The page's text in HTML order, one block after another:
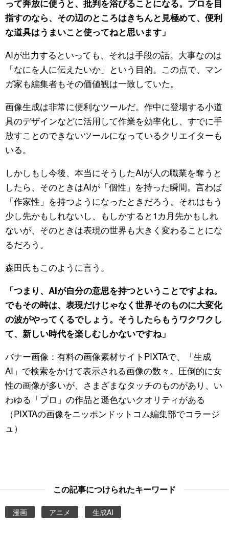
って奔放に使うと、批判を浴びることになる。プロを目
指すのなら、その辺のところはきちんと見極めて、便利
な道具はうまいこと使ってねと思います」
AIが出力するといっても、それは手段の話。大事なのは
「なにを人に伝えたいか」という目的。この点で、マン
ガ家も編集者もその価値観は一致していた。
画像生成は非常に便利なツールだ。作中に登場する小道
具のデザインなどに活用して作業を効率化し、すでに手
放すことのできないツールになっているクリエイターも
いる。
しかしもし今後、本当にそうしたAIが人の職業を奪うと
したら、そのときはAIが「個性」を持った瞬間。言わば
「作家性」を持つようになったときだろう。それはもう
少し先かもしれないし、もしかすると1カ月先かもしれ
ないが、そのときは表現の世界も大きく変わることにな
るだろう。
森田氏もこのように言う。
「つまり、AIが自分の意思を持つということですよね。
でもその時は、表現だけじゃなく世界そのものに大変化
の波がやってくるでしょう。そうしたらもうワクワクし
て、新しい時代を楽しむしかないですね」
バナー画像：有料の画像素材サイトPIXTAで、「生成
AI」で検索をかけて表示される画像の数々。圧倒的に女
性の画像が多いが、さまざまなタッチのものがあり、い
わゆる「プロ」の作品と遜色ないクオリティがある
（PIXTAの画像をニッポンドットコム編集部でコラージ
ュ）
この記事につけられたキーワード
漫画 アニメ 生成AI